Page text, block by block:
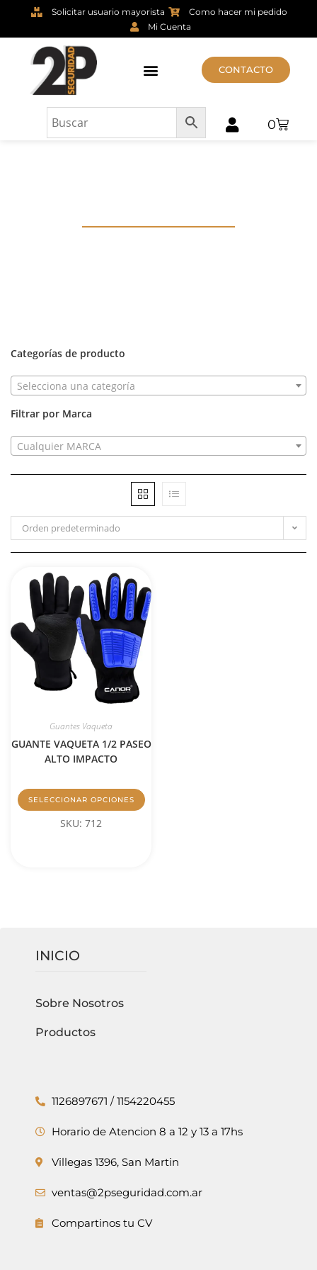
Solicitar usuario mayorista
Como hacer mi pedido
Mi Cuenta
CONTACTO
0
Categorías de producto
Selecciona una categoría
Filtrar por Marca
Cualquier MARCA
Orden predeterminado
Guantes Vaqueta
GUANTE VAQUETA 1/2 PASEO
ALTO IMPACTO
SELECCIONAR OPCIONES
SKU: 712
INICIO
Sobre Nosotros
Productos
1126897671 / 1154220455
Horario de Atencion 8 a 12 y 13 a 17hs
Villegas 1396, San Martin
ventas@2pseguridad.com.ar
Compartinos tu CV